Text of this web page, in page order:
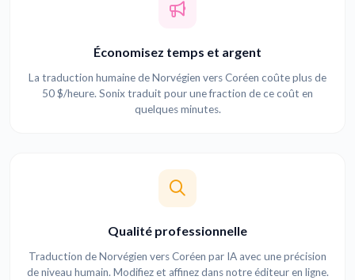
Économisez temps et argent
La traduction humaine de Norvégien vers Coréen coûte plus de
50 $/heure. Sonix traduit pour une fraction de ce coût en
quelques minutes.
Qualité professionnelle
Traduction de Norvégien vers Coréen par IA avec une précision
de niveau humain. Modifiez et affinez dans notre éditeur en ligne.